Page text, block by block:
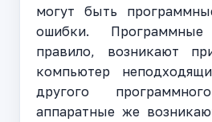
могут быть
ошибки.
правило, возникают
компьютер
другого
аппаратные же